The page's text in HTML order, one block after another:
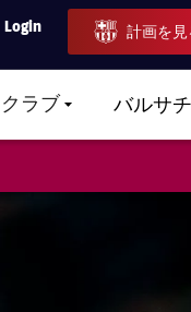
Culers
Login 計画を見
クラブLABEL.ARIA.CARETDOWN
バルサ